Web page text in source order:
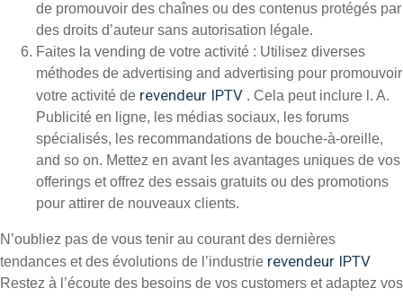
de promouvoir des chaînes ou des contenus protégés par
des droits d’auteur sans autorisation légale.
Faites la vending de votre activité : Utilisez diverses
méthodes de advertising and advertising pour promouvoir
votre activité de revendeur IPTV . Cela peut inclure l. A.
Publicité en ligne, les médias sociaux, les forums
spécialisés, les recommandations de bouche-à-oreille,
and so on. Mettez en avant les avantages uniques de vos
offerings et offrez des essais gratuits ou des promotions
pour attirer de nouveaux clients.
N’oubliez pas de vous tenir au courant des dernières
tendances et des évolutions de l’industrie revendeur IPTV
Restez à l’écoute des besoins de vos customers et adaptez vos